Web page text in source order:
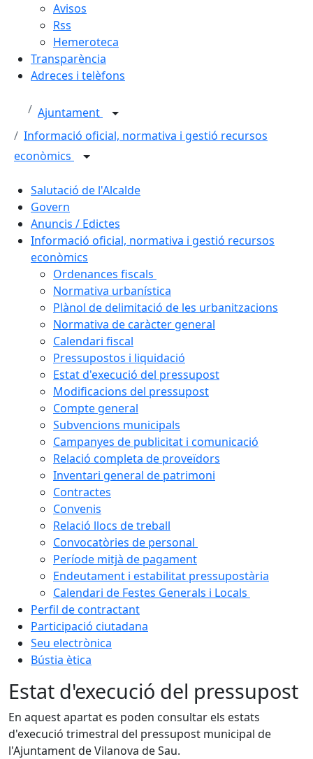
Avisos
Rss
Hemeroteca
Transparència
Adreces i telèfons
Ajuntament
Informació oficial, normativa i gestió recursos
econòmics
Salutació de l'Alcalde
Govern
Anuncis / Edictes
Informació oficial, normativa i gestió recursos
econòmics
Ordenances fiscals
Normativa urbanística
Plànol de delimitació de les urbanitzacions
Normativa de caràcter general
Calendari fiscal
Pressupostos i liquidació
Estat d'execució del pressupost
Modificacions del pressupost
Compte general
Subvencions municipals
Campanyes de publicitat i comunicació
Relació completa de proveïdors
Inventari general de patrimoni
Contractes
Convenis
Relació llocs de treball
Convocatòries de personal
Període mitjà de pagament
Endeutament i estabilitat pressupostària
Calendari de Festes Generals i Locals
Perfil de contractant
Participació ciutadana
Seu electrònica
Bústia ètica
Estat d'execució del pressupost
En aquest apartat es poden consultar els estats
d'execució trimestral del pressupost municipal de
l'Ajuntament de Vilanova de Sau.